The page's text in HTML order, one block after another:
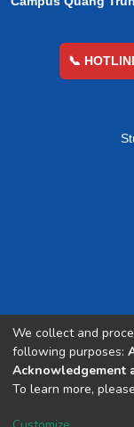
📞
We collect and
following purposes:
Acknowledgement
To learn more,